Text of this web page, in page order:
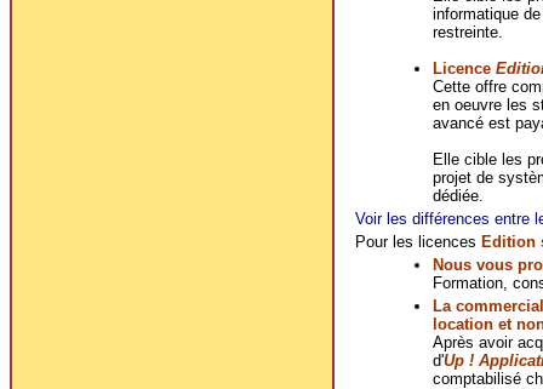
informatique
restreinte.
Licence
Cette offre
en oeuvre les
avancé est
Elle cible les
projet de
dédiée.
Voir les différences entre
Pour les licences Edition
Nous vous
Formation,
La
location et
Après avoir
d'Up !
comptabilisé